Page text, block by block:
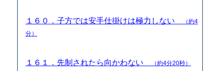
１６０．子方では安手仕掛けは極力しない
（約4
分）
１６１．先制されたら向かわない （約4分20秒）